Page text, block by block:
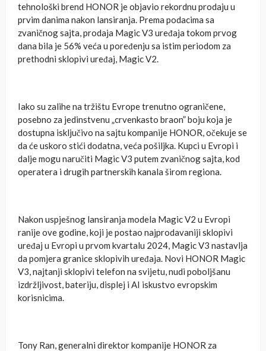
tehnološki brend HONOR je objavio rekordnu prodaju u
prvim danima nakon lansiranja. Prema podacima sa
zvaničnog sajta, prodaja Magic V3 uređaja tokom prvog
dana bila je 56% veća u poređenju sa istim periodom za
prethodni sklopivi uređaj, Magic V2.
Iako su zalihe na tržištu Evrope trenutno ograničene,
posebno za jedinstvenu „crvenkasto braon” boju koja je
dostupna isključivo na sajtu kompanije HONOR, očekuje se
da će uskoro stići dodatna, veća pošiljka. Kupci u Evropi i
dalje mogu naručiti Magic V3 putem zvaničnog sajta, kod
operatera i drugih partnerskih kanala širom regiona.
Nakon uspješnog lansiranja modela Magic V2 u Evropi
ranije ove godine, koji je postao najprodavaniji sklopivi
uređaj u Evropi u prvom kvartalu 2024, Magic V3 nastavlja
da pomjera granice sklopivih uređaja. Novi HONOR Magic
V3, najtanji sklopivi telefon na svijetu, nudi poboljšanu
izdržljivost, bateriju, displej i AI iskustvo evropskim
korisnicima.
Tony Ran, generalni direktor kompanije HONOR za